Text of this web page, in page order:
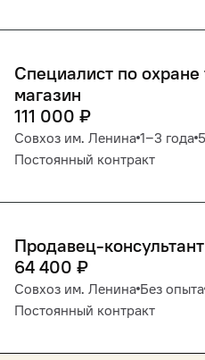
Специалист по охране
магазин
111 000 ₽
Совхоз им. Ленина 1‒3 года
Постоянный контракт
Продавец-консультант
64 400 ₽
Совхоз им. Ленина Без опыта
Постоянный контракт